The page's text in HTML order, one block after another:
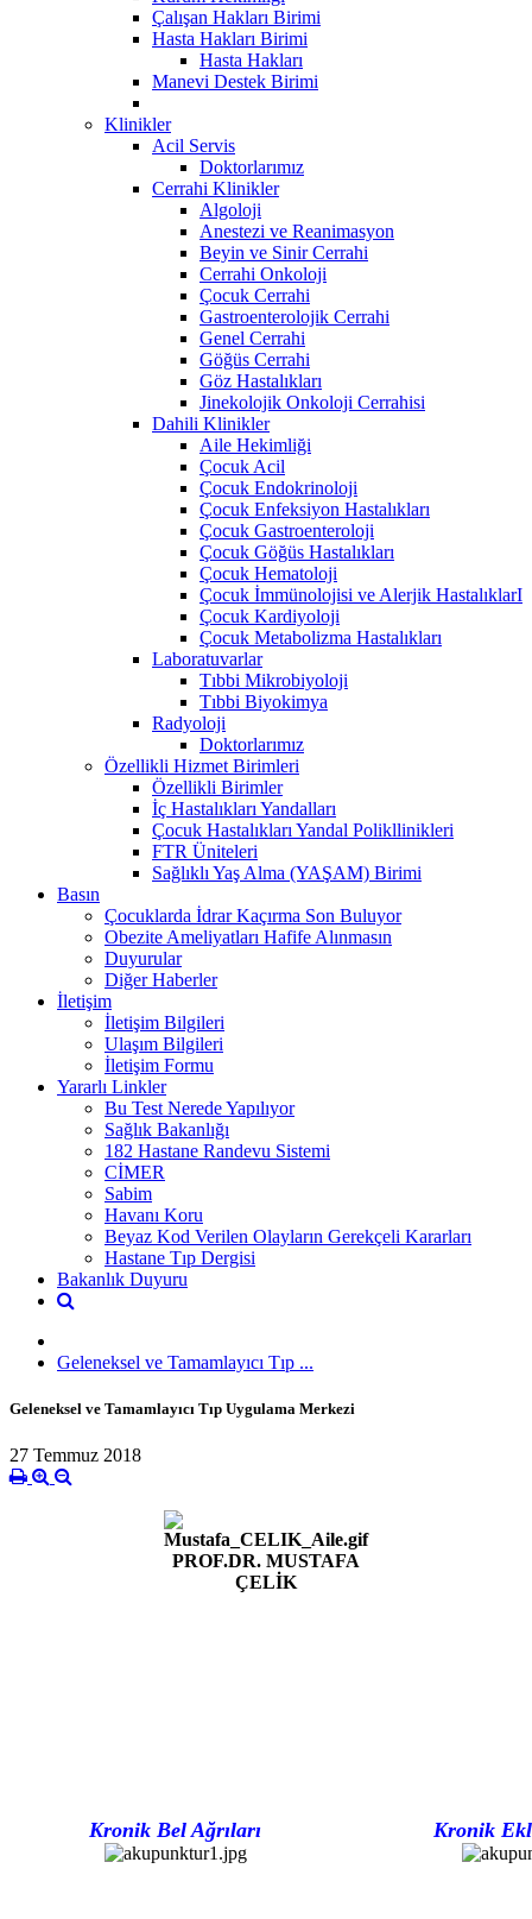
Çalışan Hakları Birimi
Hasta Hakları Birimi
Hasta Hakları
Manevi Destek Birimi
Klinikler
Acil Servis
Doktorlarımız
Cerrahi Klinikler
Algoloji
Anestezi ve Reanimasyon
Beyin ve Sinir Cerrahi
Cerrahi Onkoloji
Çocuk Cerrahi
Gastroenterolojik Cerrahi
Genel Cerrahi
Göğüs Cerrahi
Göz Hastalıkları
Jinekolojik Onkoloji Cerrahisi
Dahili Klinikler
Aile Hekimliği
Çocuk Acil
Çocuk Endokrinoloji
Çocuk Enfeksiyon Hastalıkları
Çocuk Gastroenteroloji
Çocuk Göğüs Hastalıkları
Çocuk Hematoloji
Çocuk İmmünolojisi ve Alerjik HastalıklarI
Çocuk Kardiyoloji
Çocuk Metabolizma Hastalıkları
Laboratuvarlar
Tıbbi Mikrobiyoloji
Tıbbi Biyokimya
Radyoloji
Doktorlarımız
Özellikli Hizmet Birimleri
Özellikli Birimler
İç Hastalıkları Yandalları
Çocuk Hastalıkları Yandal Polikllinikleri
FTR Üniteleri
Sağlıklı Yaş Alma (YAŞAM) Birimi
Basın
Çocuklarda İdrar Kaçırma Son Buluyor
Obezite Ameliyatları Hafife Alınmasın
Duyurular
Diğer Haberler
İletişim
İletişim Bilgileri
Ulaşım Bilgileri
İletişim Formu
Yararlı Linkler
Bu Test Nerede Yapılıyor
Sağlık Bakanlığı
182 Hastane Randevu Sistemi
CİMER
Sabim
Havanı Koru
Beyaz Kod Verilen Olayların Gerekçeli Kararları
Hastane Tıp Dergisi
Bakanlık Duyuru
Geleneksel ve Tamamlayıcı Tıp ...
Geleneksel ve Tamamlayıcı Tıp Uygulama Merkezi
27 Temmuz 2018
PROF.DR. MUSTAFA
ÇELİK
Kronik Bel Ağrıları Kronik